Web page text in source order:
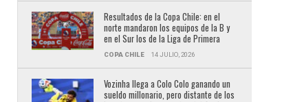
Resultados de la Copa Chile: en el
norte mandaron los equipos de la B y
en el Sur los de la Liga de Primera
COPA CHILE 14 JULIO, 2026
Vozinha llega a Colo Colo ganando un
sueldo millonario, pero distante de los